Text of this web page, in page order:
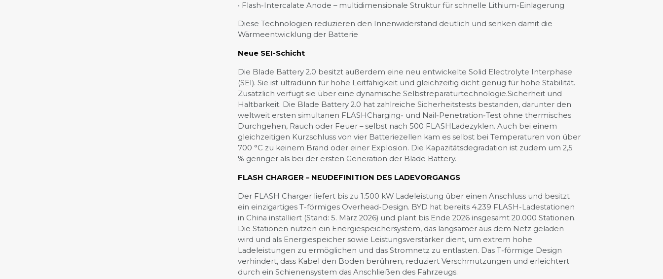
• Flash‑Intercalate Anode – multidimensionale Struktur für schnelle Lithium‑Einlagerung
Diese Technologien reduzieren den Innenwiderstand deutlich und senken damit die
Wärmeentwicklung der Batterie
Neue SEI‑Schicht
Die Blade Battery 2.0 besitzt außerdem eine neu entwickelte Solid Electrolyte Interphase
(SEI). Sie ist ultradünn für hohe Leitfähigkeit und gleichzeitig dicht genug für hohe Stabilität.
Zusätzlich verfügt sie über eine dynamische Selbstreparaturtechnologie.Sicherheit und
Haltbarkeit. Die Blade Battery 2.0 hat zahlreiche Sicherheitstests bestanden, darunter den
weltweit ersten simultanen FLASHCharging‑ und Nail‑Penetration‑Test ohne thermisches
Durchgehen, Rauch oder Feuer – selbst nach 500 FLASHLadezyklen. Auch bei einem
gleichzeitigen Kurzschluss von vier Batteriezellen kam es selbst bei Temperaturen von über
700 °C zu keinem Brand oder einer Explosion. Die Kapazitätsdegradation ist zudem um 2,5
% geringer als bei der ersten Generation der Blade Battery.
FLASH CHARGER – NEUDEFINITION DES LADEVORGANGS
Der FLASH Charger liefert bis zu 1.500 kW Ladeleistung über einen Anschluss und besitzt
ein einzigartiges T‑förmiges Overhead‑Design. BYD hat bereits 4.239 FLASH‑Ladestationen
in China installiert (Stand: 5. März 2026) und plant bis Ende 2026 insgesamt 20.000 Stationen.
Die Stationen nutzen ein Energiespeichersystem, das langsamer aus dem Netz geladen
wird und als Energiespeicher sowie Leistungsverstärker dient, um extrem hohe
Ladeleistungen zu ermöglichen und das Stromnetz zu entlasten. Das T‑förmige Design
verhindert, dass Kabel den Boden berühren, reduziert Verschmutzungen und erleichtert
durch ein Schienensystem das Anschließen des Fahrzeugs.